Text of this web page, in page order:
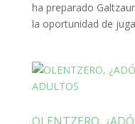
ha preparado
la oportunidad de